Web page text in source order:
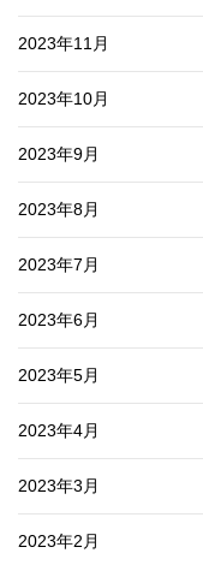
2023年11月
2023年10月
2023年9月
2023年8月
2023年7月
2023年6月
2023年5月
2023年4月
2023年3月
2023年2月